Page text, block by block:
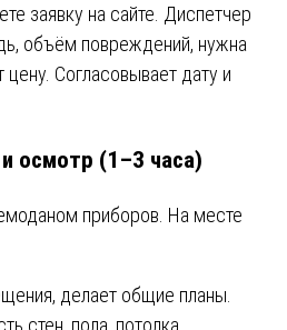
заявку на сайте. Диспетчер
объём повреждений, нужна
Согласовывает дату и
осмотр (1–3 часа)
приборов. На месте
делает общие планы.
стен, пола, потолка